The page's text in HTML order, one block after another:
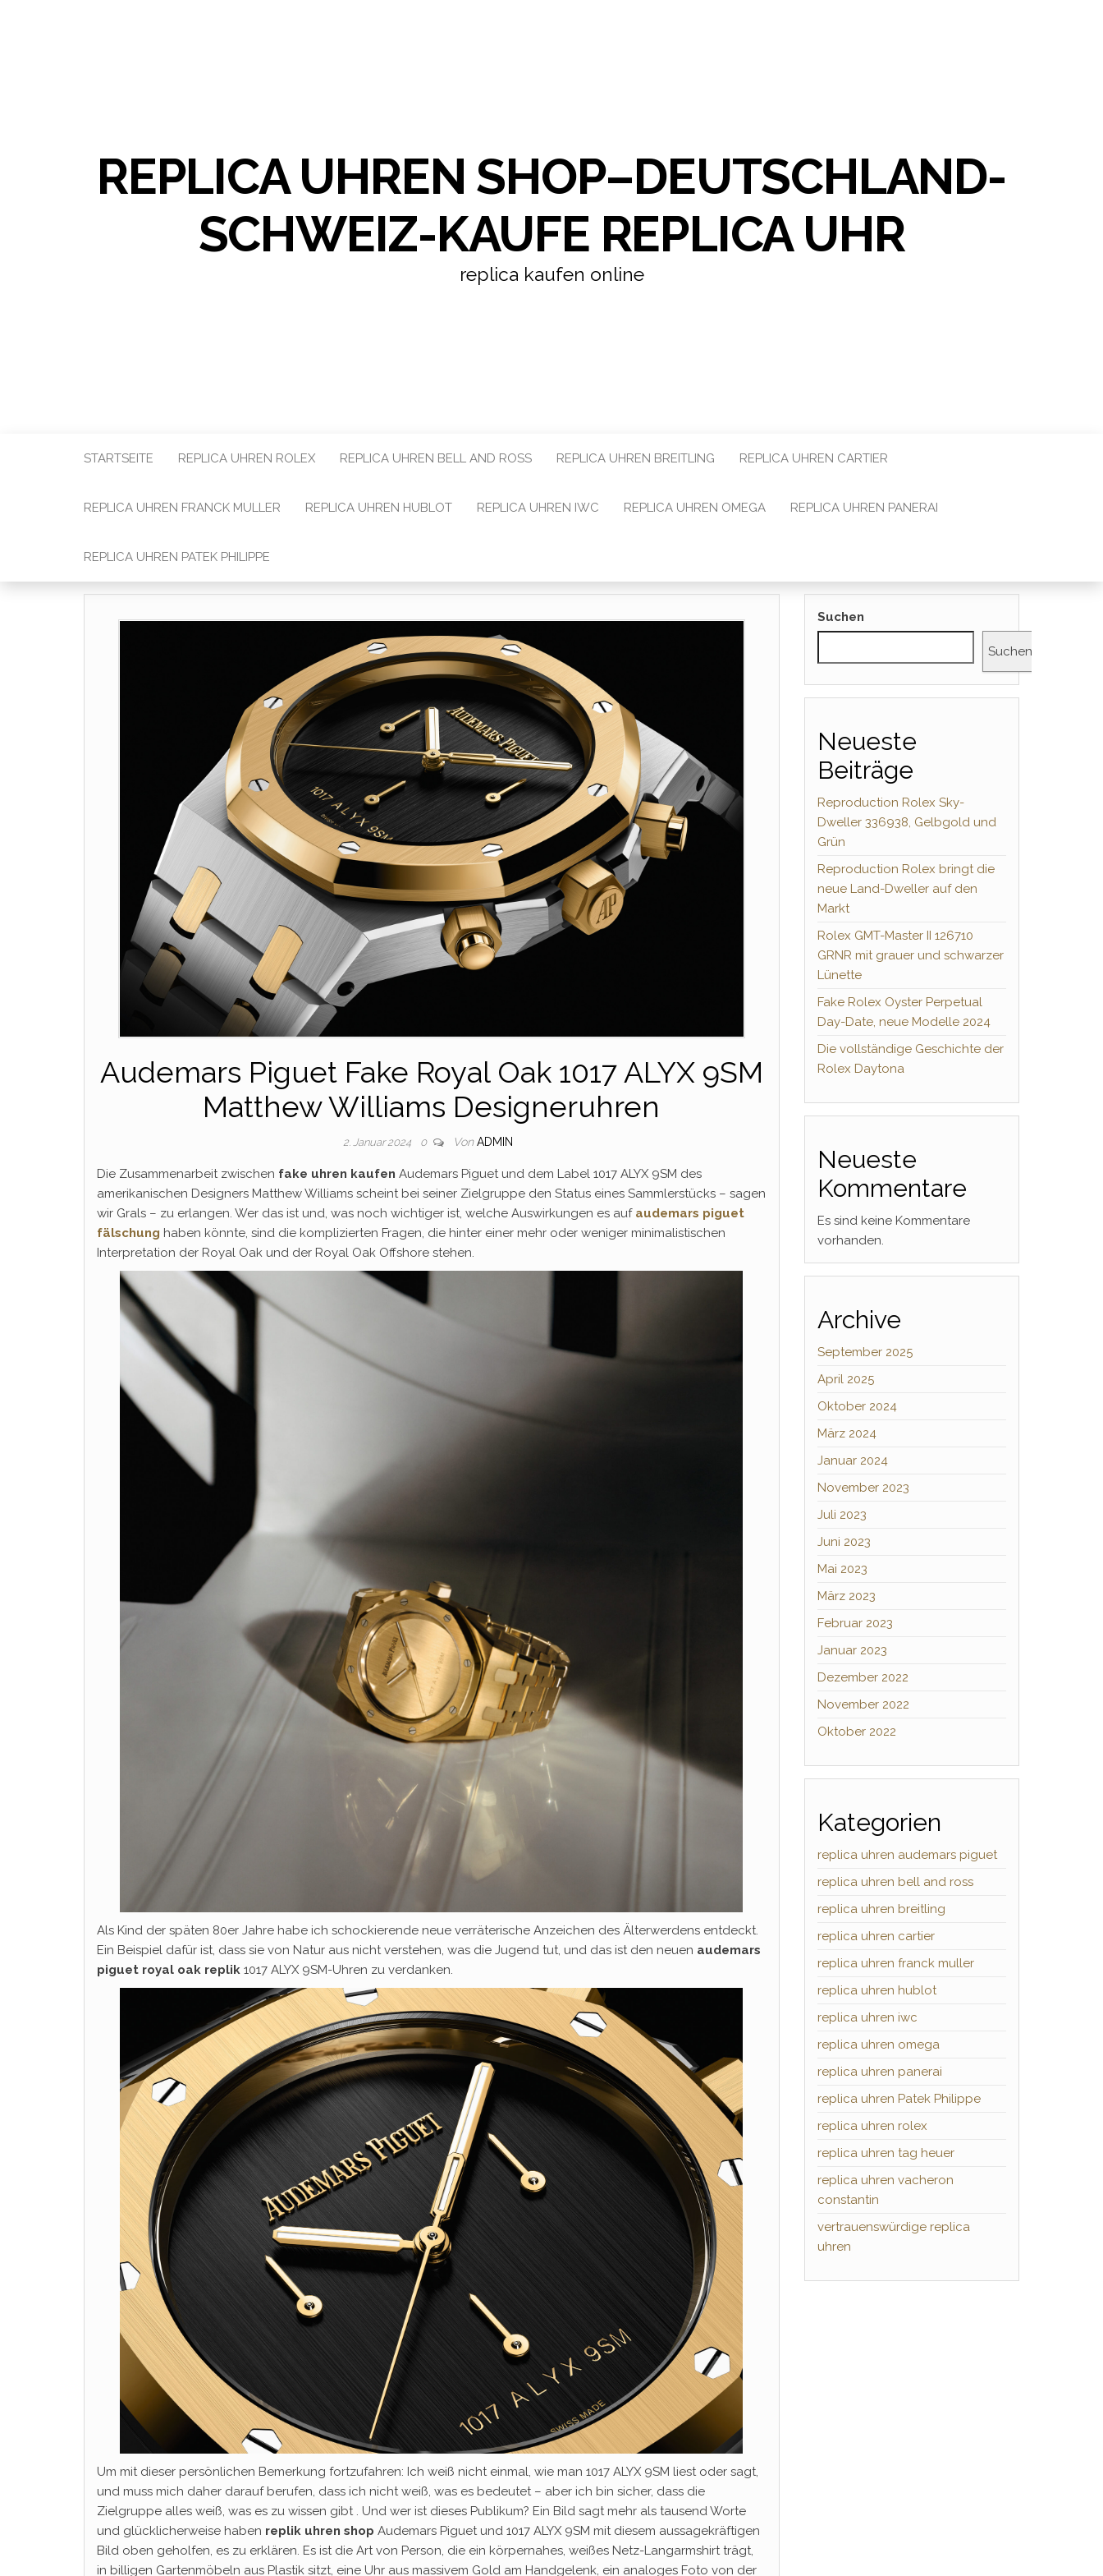
REPLICA UHREN SHOP–DEUTSCHLAND-
SCHWEIZ-KAUFE REPLICA UHR
replica kaufen online
STARTSEITE REPLICA UHREN ROLEX REPLICA UHREN BELL AND ROSS REPLICA UHREN BREITLING REPLICA UHREN CARTIER
REPLICA UHREN FRANCK MULLER REPLICA UHREN HUBLOT REPLICA UHREN IWC REPLICA UHREN OMEGA REPLICA UHREN PANERAI
REPLICA UHREN PATEK PHILIPPE
Audemars Piguet Fake Royal Oak 1017 ALYX 9SM
Matthew Williams Designeruhren
2. Januar 2024 0 Von ADMIN
Die Zusammenarbeit zwischen fake uhren kaufen Audemars Piguet und dem Label 1017 ALYX 9SM des
amerikanischen Designers Matthew Williams scheint bei seiner Zielgruppe den Status eines Sammlerstücks – sagen
wir Grals – zu erlangen. Wer das ist und, was noch wichtiger ist, welche Auswirkungen es auf audemars piguet
fälschung haben könnte, sind die komplizierten Fragen, die hinter einer mehr oder weniger minimalistischen
Interpretation der Royal Oak und der Royal Oak Offshore stehen.
Als Kind der späten 80er Jahre habe ich schockierende neue verräterische Anzeichen des Älterwerdens entdeckt.
Ein Beispiel dafür ist, dass sie von Natur aus nicht verstehen, was die Jugend tut, und das ist den neuen audemars
piguet royal oak replik 1017 ALYX 9SM-Uhren zu verdanken.
Um mit dieser persönlichen Bemerkung fortzufahren: Ich weiß nicht einmal, wie man 1017 ALYX 9SM liest oder sagt,
und muss mich daher darauf berufen, dass ich nicht weiß, was es bedeutet – aber ich bin sicher, dass die
Zielgruppe alles weiß, was es zu wissen gibt . Und wer ist dieses Publikum? Ein Bild sagt mehr als tausend Worte
und glücklicherweise haben replik uhren shop Audemars Piguet und 1017 ALYX 9SM mit diesem aussagekräftigen
Bild oben geholfen, es zu erklären. Es ist die Art von Person, die ein körpernahes, weißes Netz-Langarmshirt trägt,
in billigen Gartenmöbeln aus Plastik sitzt, eine Uhr aus massivem Gold am Handgelenk, ein analoges Foto von der
Suchen
Suchen
Neueste
Beiträge
Reproduction Rolex Sky-
Dweller 336938, Gelbgold und
Grün
Reproduction Rolex bringt die
neue Land-Dweller auf den
Markt
Rolex GMT-Master II 126710
GRNR mit grauer und schwarzer
Lünette
Fake Rolex Oyster Perpetual
Day-Date, neue Modelle 2024
Die vollständige Geschichte der
Rolex Daytona
Neueste
Kommentare
Es sind keine Kommentare
vorhanden.
Archive
September 2025
April 2025
Oktober 2024
März 2024
Januar 2024
November 2023
Juli 2023
Juni 2023
Mai 2023
März 2023
Februar 2023
Januar 2023
Dezember 2022
November 2022
Oktober 2022
Kategorien
replica uhren audemars piguet
replica uhren bell and ross
replica uhren breitling
replica uhren cartier
replica uhren franck muller
replica uhren hublot
replica uhren iwc
replica uhren omega
replica uhren panerai
replica uhren Patek Philippe
replica uhren rolex
replica uhren tag heuer
replica uhren vacheron
constantin
vertrauenswürdige replica
uhren